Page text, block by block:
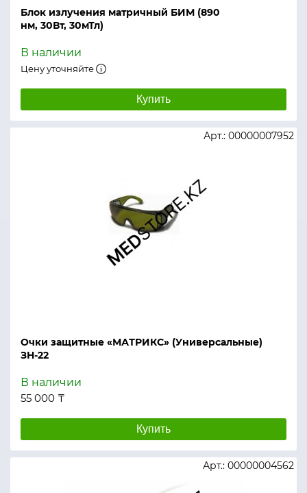
Блок излучения матричный БИМ (890
нм, 30Вт, 30мТл)
В наличии
Цену уточняйте
Купить
Очки защитные «МАТРИКС» (Универсальные)
ЗН-22
Арт.: 00000007952
В наличии
55 000 ₸
Купить
Арт.: 00000004562